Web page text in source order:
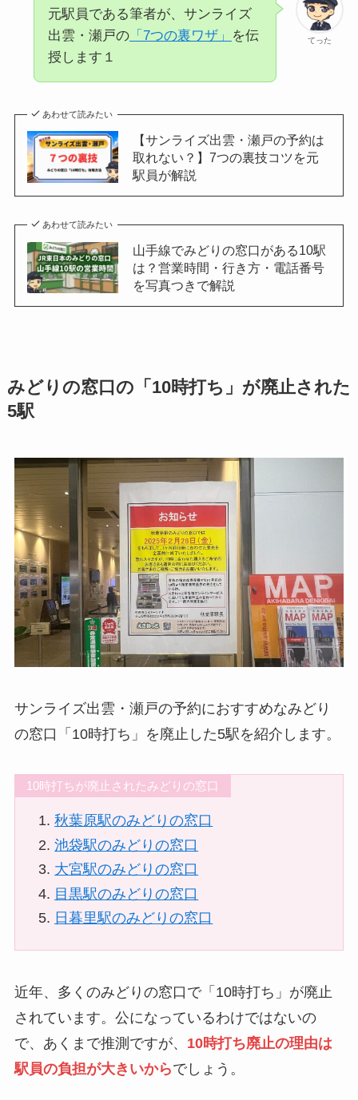
てった
元駅員である筆者が、サンライズ
出雲・瀬戸の「7つの裏ワザ」
を伝
授します１
あわせて読みたい
【サンライズ出雲・瀬戸の予約は
取れない？】7つの裏技コツを元
駅員が解説
あわせて読みたい
山手線でみどりの窓口がある10駅
は？営業時間・行き方・電話番号
を写真つきで解説
みどりの窓口の「10時打ち」が廃止された
5駅
サンライズ出雲・瀬戸の予約におすすめなみどり
の窓口「10時打ち」を廃止した5駅を紹介します。
10時打ちが廃止されたみどりの窓口
秋葉原駅のみどりの窓口
池袋駅のみどりの窓口
大宮駅のみどりの窓口
目黒駅のみどりの窓口
日暮里駅のみどりの窓口
近年、多くのみどりの窓口で「10時打ち」が廃止
されています。公になっているわけではないの
で、あくまで推測ですが、 10時打ち廃止の理由は
駅員の負担が大きいからでしょう。